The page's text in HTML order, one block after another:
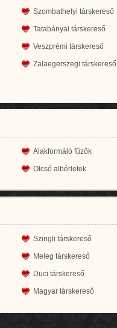
Szombathelyi társkereső
Tatabányai társkereső
Veszprémi társkereső
Zalaegerszegi társkereső
Alakformáló fűzők
Olcsó albérletek
Szingli társkereső
Meleg társkereső
Duci társkereső
Magyar társkereső